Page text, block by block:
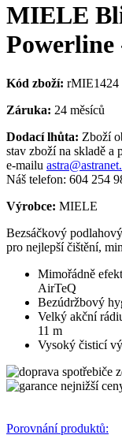
MIELE
Powerline
Kód zboží: rMIE1424
Záruka: 24 měsíců
Dodací lhůta: Zboží
stav zboží na skladě a
e-mailu
Náš telefon: 604 254
Výrobce: MIELE
Bezsáčkový
pro nejlepší čištění,
Mimořádně
AirTeQ
Bezúdržbový
Velký akční
11 m
Vysoký čisticí
spotřebiče
nejnižší
Porovnání produktů: